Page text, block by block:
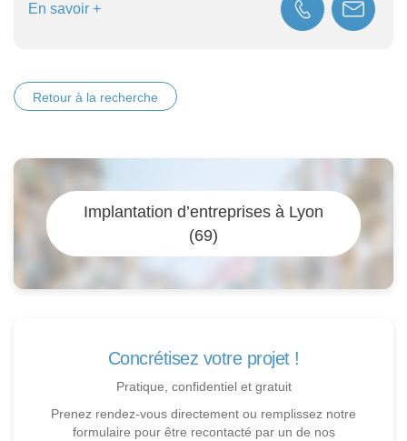
En savoir +
Retour à la recherche
Implantation d’entreprises à Lyon
(69)
Concrétisez votre projet !
Pratique, confidentiel et gratuit
Prenez rendez-vous directement ou remplissez notre
formulaire pour être recontacté par un de nos